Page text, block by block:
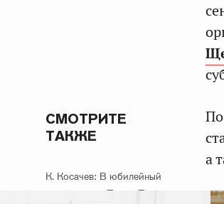
СМОТРИТЕ
ТАКЖЕ
К. Косачев: В юбилейный
год проекта «Поезд Памяти»
а